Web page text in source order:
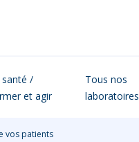
/
et agir
Tous nos
laboratoires
vos patients